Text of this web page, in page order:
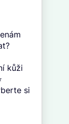
kůži
si